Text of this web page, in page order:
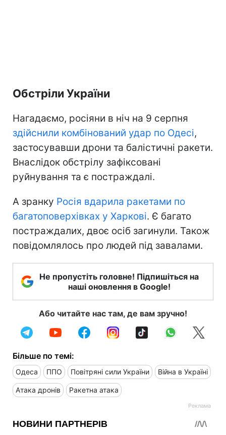
Обстріли України
Нагадаємо, росіяни в ніч на 9 серпня
здійснили комбінований удар по Одесі,
застосувавши дрони та балістичні ракети.
Внаслідок обстрілу зафіксовані
руйнування та є постраждалі.
А зранку Росія вдарила ракетами по
багатоповерхівках у Харкові. Є багато
постраждалих, двоє осіб загинули. Також
повідомлялось про людей під завалами.
Не пропустіть головне! Підпишіться на
наші оновлення в Google!
Або читайте нас там, де вам зручно!
Більше по темі:
Одеса ППО Повітряні сили України Війна в Україні
Атака дронів Ракетна атака